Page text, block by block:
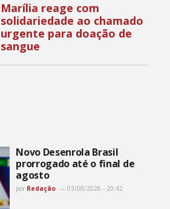
Marília reage com
solidariedade ao chamado
urgente para doação de
sangue
Novo Desenrola Brasil
prorrogado até o final de
agosto
por Redação 03/08/2026 - 20:42